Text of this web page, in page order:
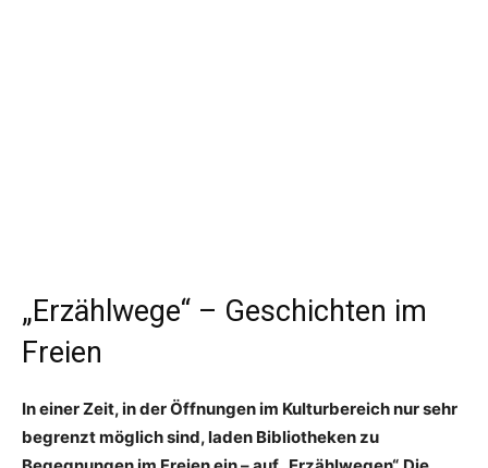
„Erzählwege“ – Geschichten im
Freien
In einer Zeit, in der Öffnungen im Kulturbereich nur sehr
begrenzt möglich sind, laden Bibliotheken zu